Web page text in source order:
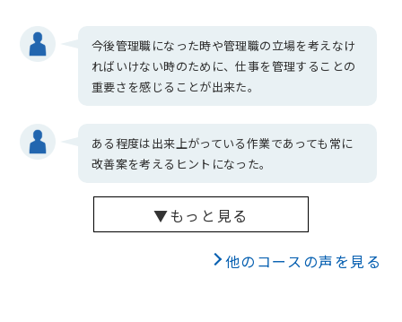
今後管理職になった時や管理職の立場を考えなけ
ればいけない時のために、仕事を管理することの
重要さを感じることが出来た。
ある程度は出来上がっている作業であっても常に
改善案を考えるヒントになった。
▼もっと見る
他のコースの声を見る